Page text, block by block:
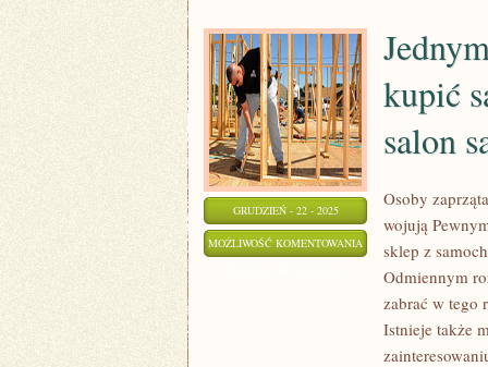
GRUDZIEŃ - 22 - 2025
MOŻLIWOŚĆ KOMENTOWANIA
MIEJSC,
JAKICH
kupić
salon
Osoby
wojują
sklep z
Odmiennym
zabrać w tego
Istnieje także